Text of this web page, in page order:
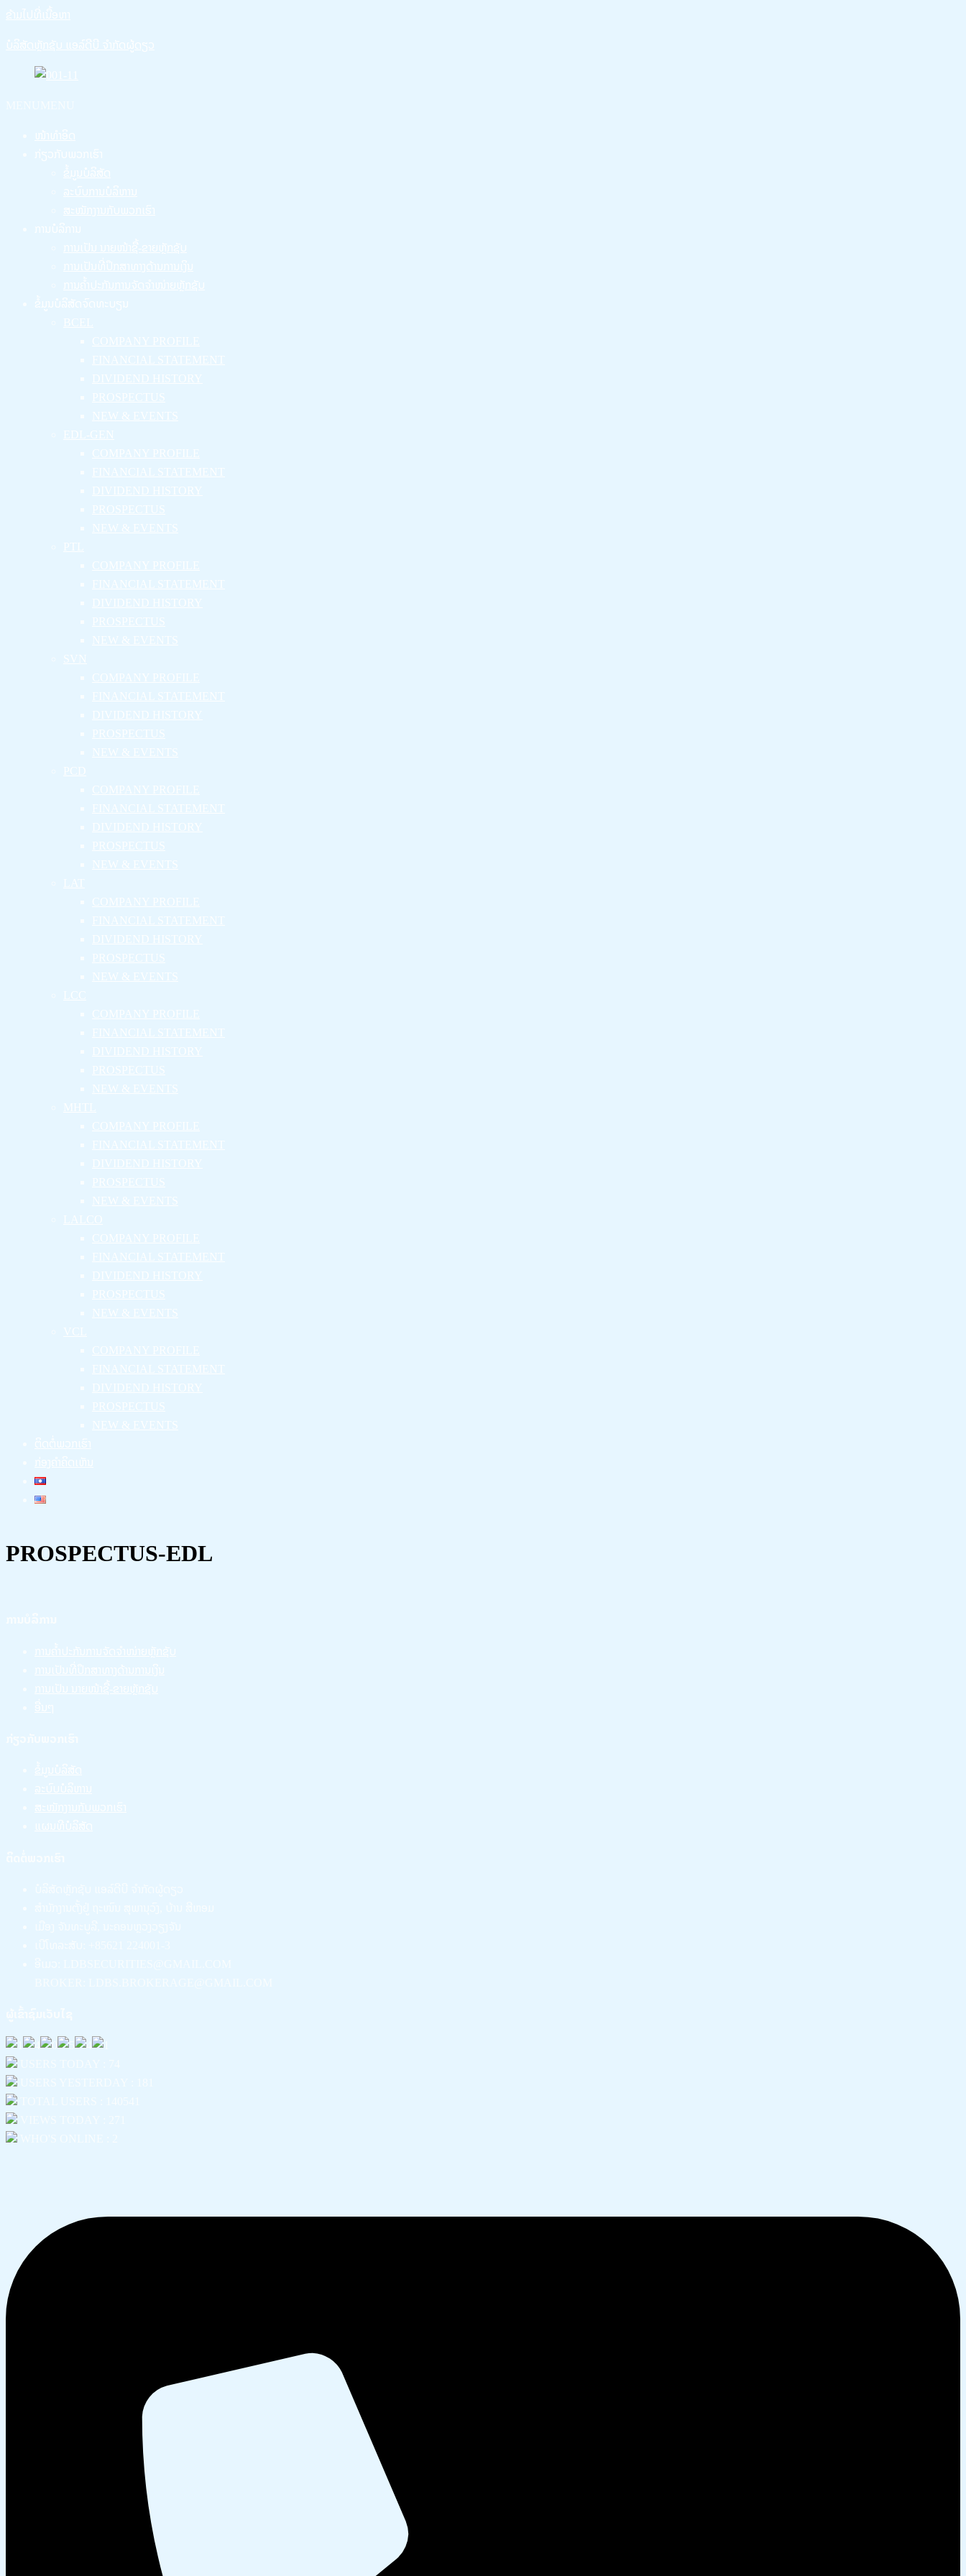
ຂ້າມໄປທີ່ເນື້ອຫາ
ບໍລິສັດຫຼັກຊັບ ແອລ໌ດີບີ ຈໍາກັດຜູ້ດຽວ
ໜ້າທຳອິດ
ກ່ຽວກັບພວກເຮົາ
ຂໍ້ມູນບໍລິສັດ
ລະບົບການບໍລິຫານ
ສະໝັກງານກັບພວກເຮົາ
ການບໍລິການ
ການເປັນ ນາຍໜ້າຊື້-ຂາຍຫຼັກຊັບ
ການເປັນທີ່ປຶກສາທາງດ້ານການເງິນ
ການຄໍ້າປະກັນການຈັດຈໍາໜ່າຍຫຼັກຊັບ
ຂໍ້ມູນບໍລິສັດຈົດທະບຽນ
BCEL
COMPANY PROFILE
FINANCIAL STATEMENT
DIVIDEND HISTORY
PROSPECTUS
NEW & EVENTS
EDL-GEN
COMPANY PROFILE
FINANCIAL STATEMENT
DIVIDEND HISTORY
PROSPECTUS
NEW & EVENTS
PTL
COMPANY PROFILE
FINANCIAL STATEMENT
DIVIDEND HISTORY
PROSPECTUS
NEW & EVENTS
SVN
COMPANY PROFILE
FINANCIAL STATEMENT
DIVIDEND HISTORY
PROSPECTUS
NEW & EVENTS
PCD
COMPANY PROFILE
FINANCIAL STATEMENT
DIVIDEND HISTORY
PROSPECTUS
NEW & EVENTS
LAT
COMPANY PROFILE
FINANCIAL STATEMENT
DIVIDEND HISTORY
PROSPECTUS
NEW & EVENTS
LCC
COMPANY PROFILE
FINANCIAL STATEMENT
DIVIDEND HISTORY
PROSPECTUS
NEW & EVENTS
MHTL
COMPANY PROFILE
FINANCIAL STATEMENT
DIVIDEND HISTORY
PROSPECTUS
NEW & EVENTS
LALCO
COMPANY PROFILE
FINANCIAL STATEMENT
DIVIDEND HISTORY
PROSPECTUS
NEW & EVENTS
VCL
COMPANY PROFILE
FINANCIAL STATEMENT
DIVIDEND HISTORY
PROSPECTUS
NEW & EVENTS
ຕິດຕໍ່ພວກເຮົາ
ກ່ອງຄຳຄິດເຫັນ
PROSPECTUS-EDL
ການຄໍ້າປະກັນການຈັດຈໍາໜ່າຍຫຼັກຊັບ
ການເປັນທີ່ປຶກສາທາງດ້ານການເງິນ
ການເປັນ ນາຍໜ້າຊື້-ຂາຍຫຼັກຊັບ
ອື່ນໆ
ຂໍ້ມູນບໍລິສັດ
ລະບົບບໍລິຫານ
ສະໝັກງານກັບພວກເຮົາ
ແຜນທີບໍລິສັດ